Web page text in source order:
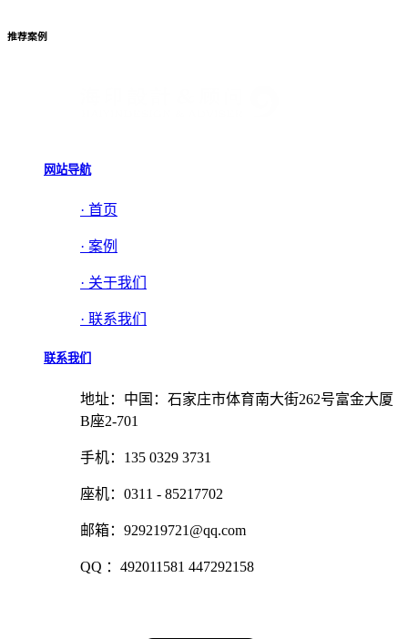
推荐案例
网站导航
· 首页
· 案例
· 关于我们
· 联系我们
联系我们
地址：中国：石家庄市体育南大街262号富金大厦
B座2-701
手机：135 0329 3731
座机：0311 - 85217702
邮箱：929219721@qq.com
QQ ：492011581 447292158